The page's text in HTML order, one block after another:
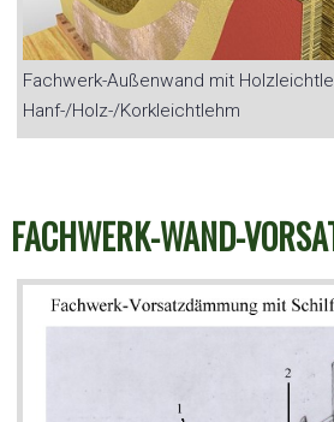
Fachwerk-Außenwand mit
Hanf-/Holz-/Korkleichtlehm
FACHWERK-WAND-